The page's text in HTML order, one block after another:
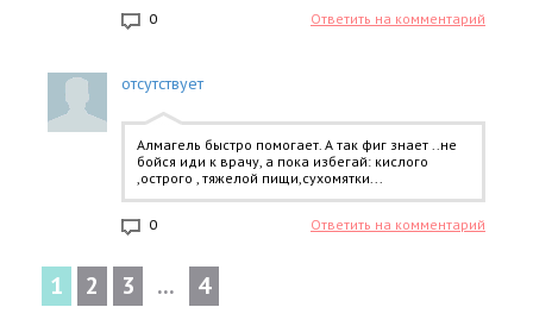
0 Ответить на комментарий
отсутствует
Алмагель быстро помогает. А так фиг знает ..не
бойся иди к врачу, а пока избегай: кислого
,острого , тяжелой пищи,сухомятки...
0 Ответить на комментарий
1 2 3 ... 4